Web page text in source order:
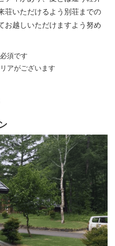
荘いただけるよう別荘までの
お越しいただけますよう努め
須です
アがございます